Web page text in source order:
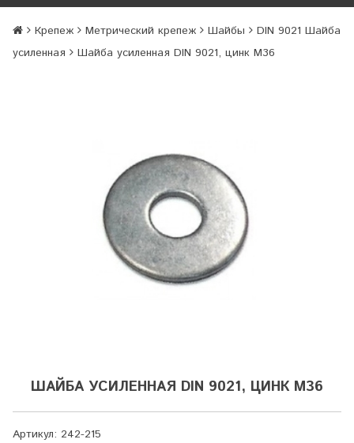
Крепеж Метрический крепеж Шайбы
DIN 9021 Шайба
усиленная
Шайба усиленная DIN 9021, цинк М36
ШАЙБА УСИЛЕННАЯ DIN 9021, ЦИНК М36
Артикул: 242-215